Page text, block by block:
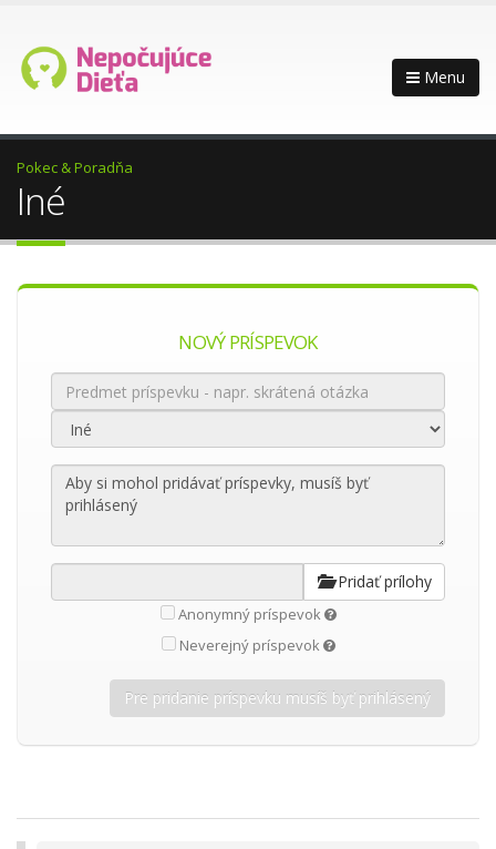
Menu
Pokec & Poradňa
Iné
NOVÝ PRÍSPEVOK
Pridať prílohy
Anonymný príspevok
Neverejný príspevok